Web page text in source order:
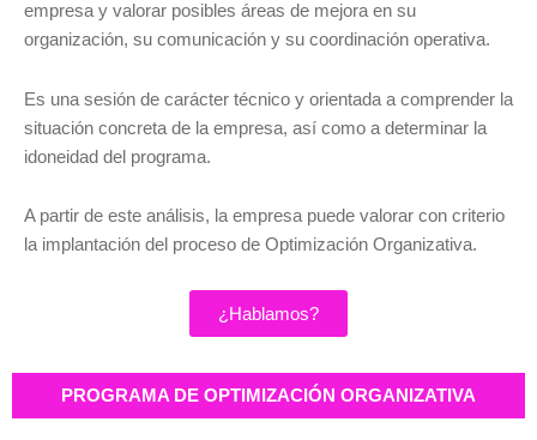
empresa y valorar posibles áreas de mejora en su
organización, su comunicación y su coordinación operativa.
Es una sesión de carácter técnico y orientada a comprender la
situación concreta de la empresa, así como a determinar la
idoneidad del programa.
A partir de este análisis, la empresa puede valorar con criterio
la implantación del proceso de Optimización Organizativa.
¿Hablamos?
PROGRAMA DE OPTIMIZACIÓN ORGANIZATIVA